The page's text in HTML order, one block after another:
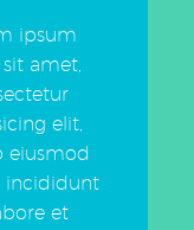
ipsum
amet,
elit,
eiusmod
incididunt
et